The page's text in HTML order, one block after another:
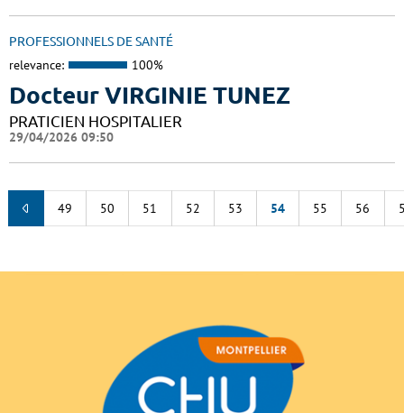
PROFESSIONNELS DE SANTÉ
relevance: 100%
Docteur VIRGINIE TUNEZ
PRATICIEN HOSPITALIER
29/04/2026 09:50
49 50 51 52 53 54 55 56